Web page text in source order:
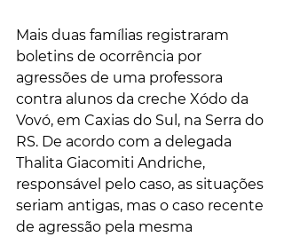
Mais duas famílias registraram
boletins de ocorrência por
agressões de uma professora
contra alunos da creche Xódo da
Vovó, em Caxias do Sul, na Serra do
RS. De acordo com a delegada
Thalita Giacomiti Andriche,
responsável pelo caso, as situações
seriam antigas, mas o caso recente
de agressão pela mesma